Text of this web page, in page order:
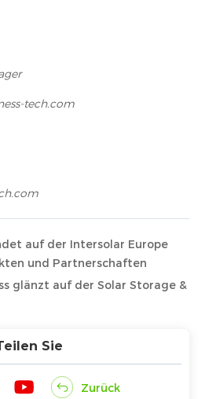
tech.com
auf der Intersolar Europe
und Partnerschaften
glänzt auf der Solar Storage &
Sie
Zurück